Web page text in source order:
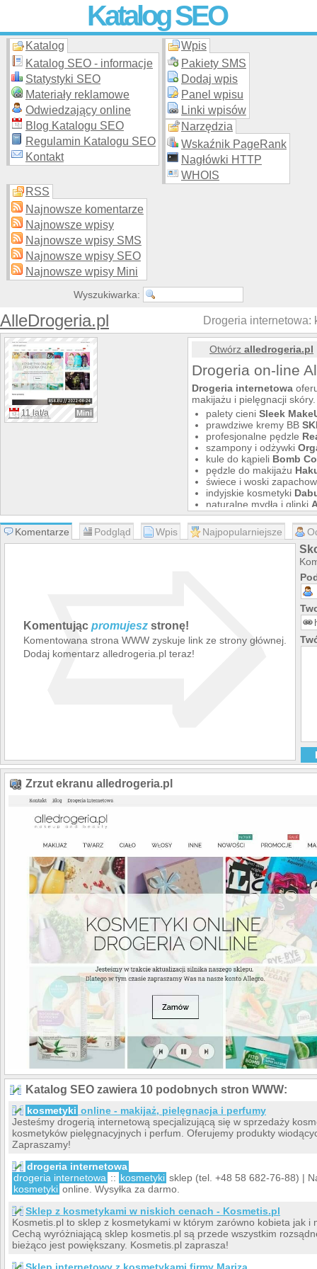
Katalog SEO
Skuteczna i promocja stron WWW –
moderowanego katalogu za darmo!
Katalog
Katalog SEO - informacje
Statystyki SEO
Materiały reklamowe
Odwiedzający online
Blog Katalogu SEO
Regulamin Katalogu SEO
Kontakt
Wpis
Pakiety SMS
Dodaj wpis
Panel wpisu
Linki wpisów
Narzędzia
Wskaźnik PageRank
Nagłówki HTTP
WHOIS
RSS
Najnowsze komentarze
Najnowsze wpisy
Najnowsze wpisy SMS
Najnowsze wpisy SEO
Najnowsze wpisy Mini
Wyszukiwarka:
AlleDrogeria.pl Drogeria internetowa:
11 lat/a Mini
Otwórzalledrogeria.pl
Drogeria on-line
Drogeria internetowa
makijażu i pielęgnacji skóry.
palety cieniSleek
prawdziwe kremy BB
profesjonalne pędzle
szampony i odżywki
kule do kąpieli Bomb
pędzle do makijażu
świece i woski
indyjskie kosmetyki
naturalne mydła i glinki
szczotkiTangle Teezer
kosmetyki koloroweW7
Komentarze Podgląd Wpis Najpopularniejsze
Komentując promujesz stronę!
Komentowana strona WWW zyskuje link ze strony głównej.
Dodaj komentarz alledrogeria.pl teraz!
➯
Zrzut ekranu alledrogeria.pl
Katalog SEO zawiera 10 podobnych stron WWW:
kosmetyki online - makijaż, pielęgnacja i perfumy
Jesteśmy drogerią internetową specjalizującą się w sprzedaży
kosmetyków pielęgnacyjnych i perfum. Oferujemy produkty
Zapraszamy!
drogeria internetowa
drogeria internetowa :: kosmetyki sklep (tel. +48 58 682-76-88) |
kosmetyki online. Wysyłka za darmo.
Sklep z kosmetykami w niskich cenach - Kosmetis.pl
Kosmetis.pl to sklep z kosmetykami w którym zarówno kobieta jak i
Cechą wyróżniającą sklep kosmetis.pl są przede wszystkim
bieżąco jest powiększany. Kosmetis.pl zaprasza!